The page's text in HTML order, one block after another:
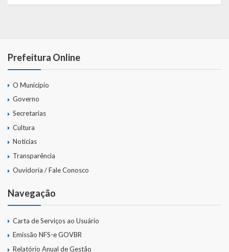
Webmail
Prefeitura Online
O Município
Governo
Secretarias
Cultura
Notícias
Transparência
Ouvidoria / Fale Conosco
Navegação
Carta de Serviços ao Usuário
Emissão NFS-e GOVBR
Relatório Anual de Gestão